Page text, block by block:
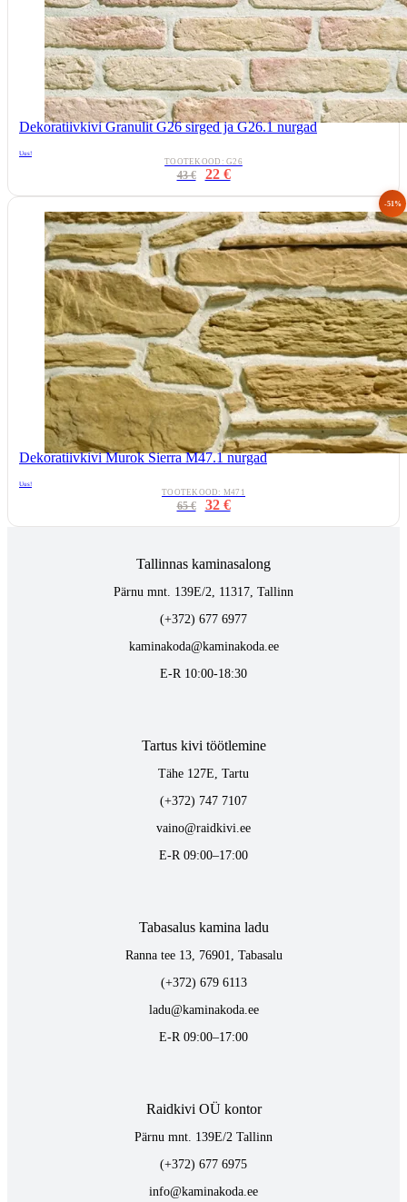
Dekoratiivkivi Granulit G26 sirged ja G26.1 nurgad
Uus!
TOOTEKOOD: G26
43 € 22 €
-51%
Dekoratiivkivi Murok Sierra M47.1 nurgad
Uus!
TOOTEKOOD: M471
65 € 32 €
Tallinnas kaminasalong
Pärnu mnt. 139E/2, 11317, Tallinn
(+372) 677 6977
kaminakoda@kaminakoda.ee
E-R 10:00-18:30
Tartus kivi töötlemine
Tähe 127E, Tartu
(+372) 747 7107
vaino@raidkivi.ee
E-R 09:00–17:00
Tabasalus kamina ladu
Ranna tee 13, 76901, Tabasalu
(+372) 679 6113
ladu@kaminakoda.ee
E-R 09:00–17:00
Raidkivi OÜ kontor
Pärnu mnt. 139E/2 Tallinn
(+372) 677 6975
info@kaminakoda.ee